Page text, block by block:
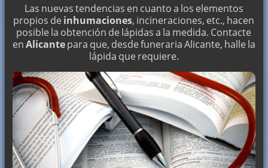
Las nuevas tendencias en cuanto a los elementos
propios de inhumaciones, incineraciones, etc., hacen
posible la obtención de lápidas a la medida. Contacte
enAlicantepara que, desde funeraria Alicante, halle la
lápida que requiere.